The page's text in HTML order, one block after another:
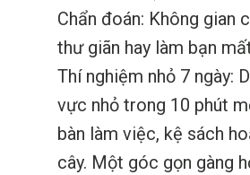
Chẩn đoán: Không gian
thư giãn hay làm bạn
Thí nghiệm nhỏ 7 ngày:
vực nhỏ trong 10 phút
bàn làm việc, kệ sách
cây. Một góc gọn gàng